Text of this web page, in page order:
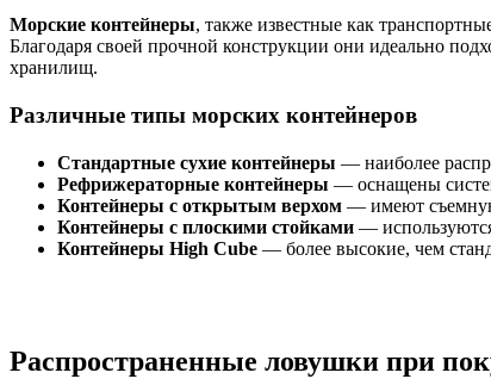
Морские контейнеры, также известные как
Благодаря своей прочной конструкции они идеально
хранилищ.
Различные типы морских контейнеров
Стандартные сухие контейнеры — наиболее
Рефрижераторные контейнеры — оснащены
Контейнеры с открытым верхом — имеют
Контейнеры с плоскими стойками —
Контейнеры High Cube — более высокие, чем
Распространенные ловушки при